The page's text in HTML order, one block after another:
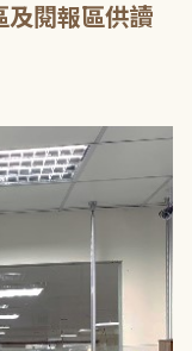
及閱報區供讀